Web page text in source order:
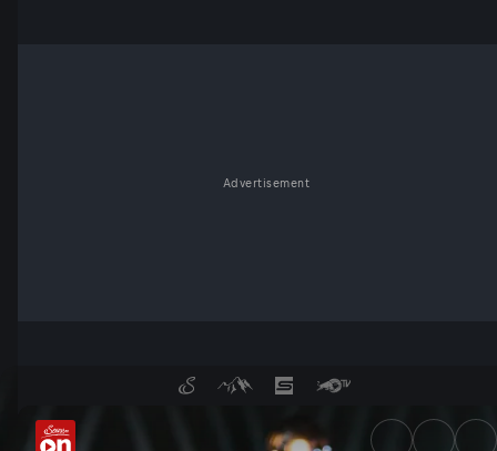
Advertisement
Mit Monika Gruber und